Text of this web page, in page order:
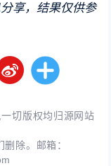
享，结果仅供参
切版权均归源网站
除。邮箱：